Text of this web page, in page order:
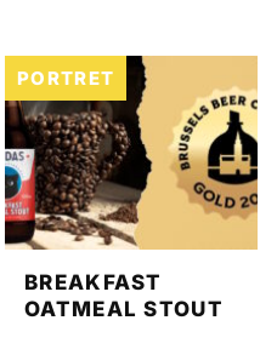
PORTRET
BREAKFAST
OATMEAL STOUT